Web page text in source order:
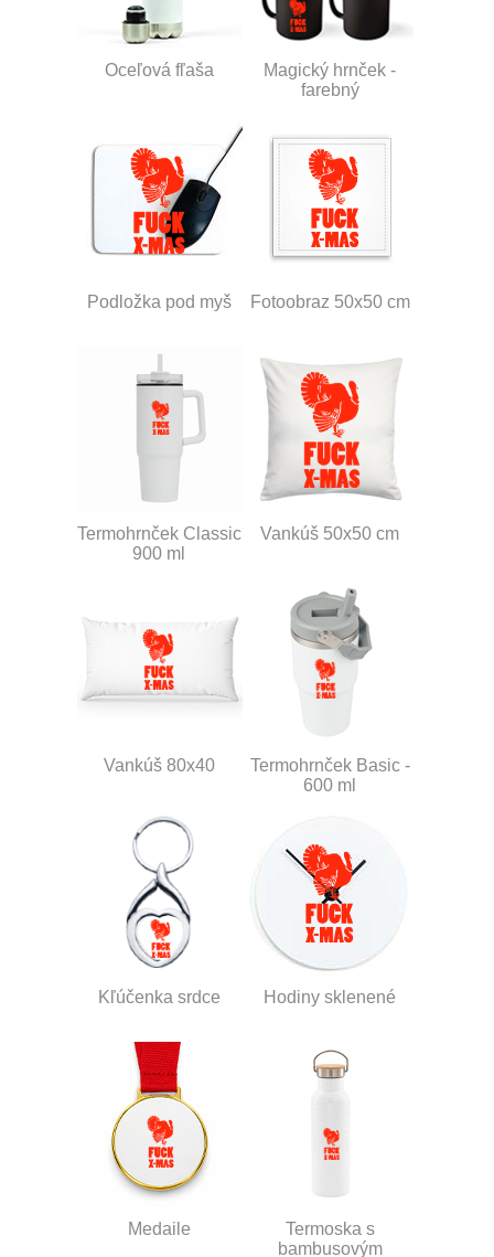
Oceľová fľaša
Magický hrnček -
farebný
Podložka pod myš Fotoobraz 50x50 cm
Termohrnček Classic
900 ml
Vankúš 50x50 cm
Vankúš 80x40
Termohrnček Basic -
600 ml
Kľúčenka srdce Hodiny sklenené
Medaile
Termoska s
bambusovým